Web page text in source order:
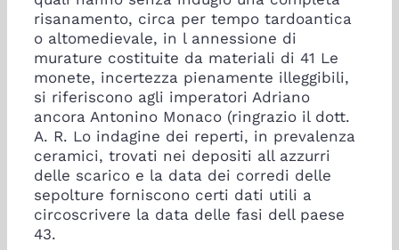
risanamento, circa per tempo tardoantica
o altomedievale, in l annessione di
murature costituite da materiali di 41 Le
monete, incertezza pienamente illeggibili,
si riferiscono agli imperatori Adriano
ancora Antonino Monaco (ringrazio il dott.
A. R. Lo indagine dei reperti, in prevalenza
ceramici, trovati nei depositi all azzurri
delle scarico e la data dei corredi delle
sepolture forniscono certi dati utili a
circoscrivere la data delle fasi dell paese
43.